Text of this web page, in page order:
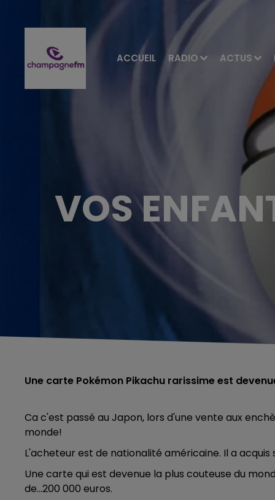
ACCUEIL RADIO ACTUS
VOS
Une carte Pokémon Pikachu rarissime est
Ca c'est passé au Japon, lors d'une vente aux
monde!
L'acheteur est de nationalité américaine. Il a acquis
Une carte qui est devenue la plus couteuse du
de...200 000 euros.